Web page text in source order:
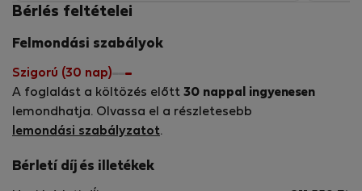
Bérlés feltételei
Felmondási szabályok
Szigorú (30 nap)
A foglalást a költözés előtt 30 nappal ingyenesen
lemondhatja. Olvassa el a részletesebb
lemondási szabályzatot.
Bérletí díj és illetékek